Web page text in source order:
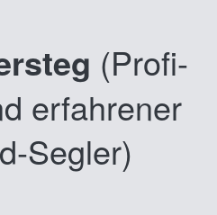
(Profi-
erfahrener
Segler)